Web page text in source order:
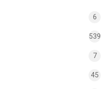
6
539
7
45